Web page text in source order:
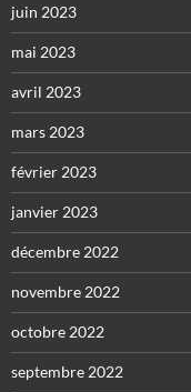
juin 2023
mai 2023
avril 2023
mars 2023
février 2023
janvier 2023
décembre 2022
novembre 2022
octobre 2022
septembre 2022